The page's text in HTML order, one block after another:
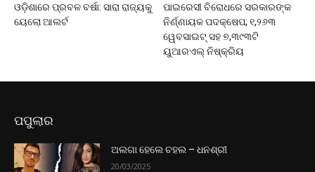
ଓଡ଼ିଶାରେ ପ୍ରବଳ ବର୍ଷା: ସାରା ରାଜ୍ୟକୁ
ୟେଲୋ ଆଲର୍ଟ
ପାଇରେସୀ ବିରୋଧରେ ସରକାରଙ୍କ
ନିର୍ଣ୍ଣାୟକ ପଦକ୍ଷେପ; ୧,୨୬୩
ୱେବସାଇଟ୍ ସହ ୭,୩୯୩ଟି
ୟୁଆରଏଲ୍ ନିଷ୍କ୍ରିୟ
ପପୁଲାର
ଅଲଗା ହେଲେ ଚହଲ – ଧନଶ୍ରୀ
20/03/2025